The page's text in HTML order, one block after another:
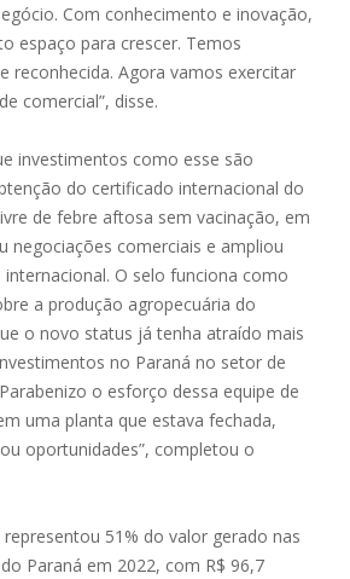
Com conhecimento e inovação,
espaço para crescer. Temos
reconhecida. Agora vamos exercitar
comercial”, disse.
investimentos como esse são
do certificado internacional do
de febre aftosa sem vacinação, em
negociações comerciais e ampliou
O selo funciona como
a produção agropecuária do
o novo status já tenha atraído mais
no Paraná no setor de
o esforço dessa equipe de
uma planta que estava fechada,
oportunidades”, completou o
51% do valor gerado nas
Paraná em 2022, com R$ 96,7